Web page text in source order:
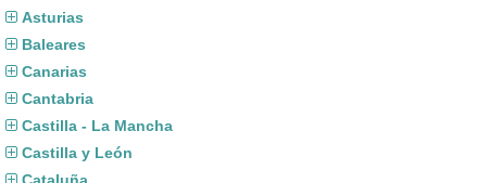
Asturias
Baleares
Canarias
Cantabria
Castilla - La Mancha
Castilla y León
Cataluña